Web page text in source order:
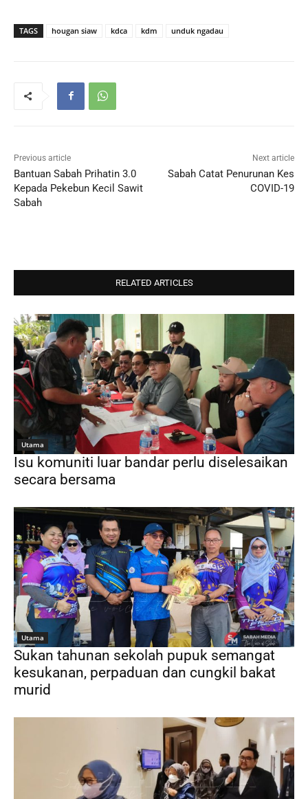
TAGS hougan siaw kdca kdm unduk ngadau
Previous article
Bantuan Sabah Prihatin 3.0
Kepada Pekebun Kecil Sawit
Sabah
Next article
Sabah Catat Penurunan Kes
COVID-19
RELATED ARTICLES
Utama
Isu komuniti luar bandar perlu diselesaikan
secara bersama
Utama
Sukan tahunan sekolah pupuk semangat
kesukanan, perpaduan dan cungkil bakat
murid